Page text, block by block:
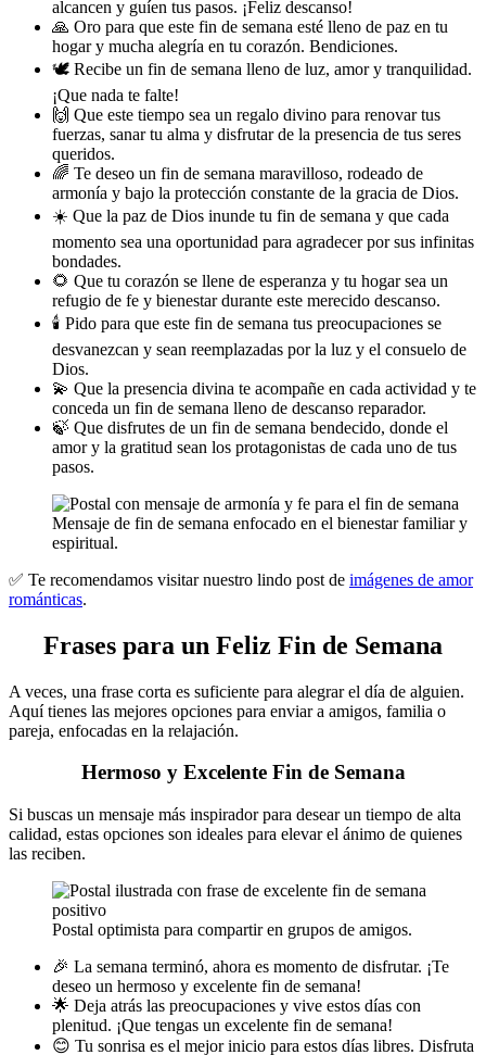
alcancen y guíen tus pasos. ¡Feliz descanso!
🙏 Oro para que este fin de semana esté lleno de paz en tu
hogar y mucha alegría en tu corazón. Bendiciones.
🕊️ Recibe un fin de semana lleno de luz, amor y tranquilidad.
¡Que nada te falte!
🙌 Que este tiempo sea un regalo divino para renovar tus
fuerzas, sanar tu alma y disfrutar de la presencia de tus seres
queridos.
🌈 Te deseo un fin de semana maravilloso, rodeado de
armonía y bajo la protección constante de la gracia de Dios.
☀️ Que la paz de Dios inunde tu fin de semana y que cada
momento sea una oportunidad para agradecer por sus infinitas
bondades.
🌻 Que tu corazón se llene de esperanza y tu hogar sea un
refugio de fe y bienestar durante este merecido descanso.
🕯️ Pido para que este fin de semana tus preocupaciones se
desvanezcan y sean reemplazadas por la luz y el consuelo de
Dios.
💫 Que la presencia divina te acompañe en cada actividad y te
conceda un fin de semana lleno de descanso reparador.
🍃 Que disfrutes de un fin de semana bendecido, donde el
amor y la gratitud sean los protagonistas de cada uno de tus
pasos.
Mensaje de fin de semana enfocado en el bienestar familiar y
espiritual.
✅​ Te recomendamos visitar nuestro lindo post de imágenes de amor
románticas.
Frases para un Feliz Fin de Semana
A veces, una frase corta es suficiente para alegrar el día de alguien.
Aquí tienes las mejores opciones para enviar a amigos, familia o
pareja, enfocadas en la relajación.
Hermoso y Excelente Fin de Semana
Si buscas un mensaje más inspirador para desear un tiempo de alta
calidad, estas opciones son ideales para elevar el ánimo de quienes
las reciben.
Postal optimista para compartir en grupos de amigos.
🎉 La semana terminó, ahora es momento de disfrutar. ¡Te
deseo un hermoso y excelente fin de semana!
🌟 Deja atrás las preocupaciones y vive estos días con
plenitud. ¡Que tengas un excelente fin de semana!
😊 Tu sonrisa es el mejor inicio para estos días libres. Disfruta